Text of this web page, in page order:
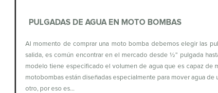
PULGADAS DE AGUA EN MOTO BOMBAS
Al momento de comprar una moto bomba debemos elegir las
salida, es común encontrar en el mercado desde ½” pulgada
modelo tiene especificado el volumen de agua que es capaz de
motobombas están diseñadas especialmente para mover agua de
otro, por eso es…